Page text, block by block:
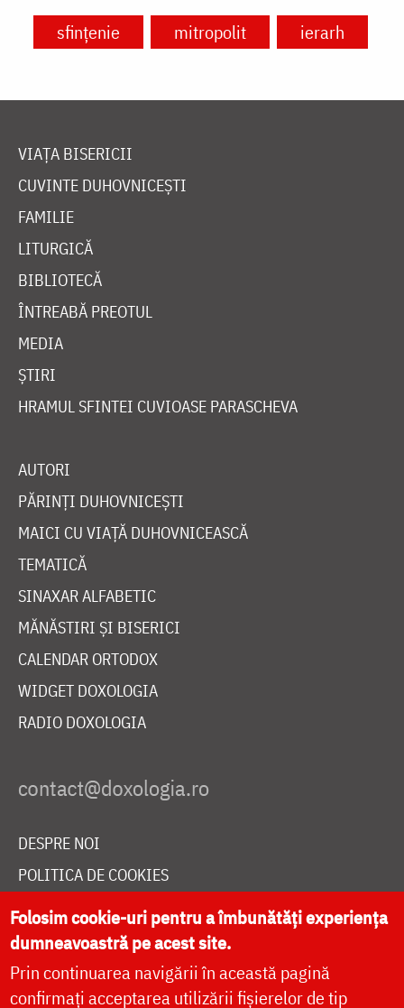
sfințenie mitropolit ierarh
VIAȚA BISERICII
CUVINTE DUHOVNICEȘTI
FAMILIE
LITURGICĂ
BIBLIOTECĂ
ÎNTREABĂ PREOTUL
MEDIA
ȘTIRI
HRAMUL SFINTEI CUVIOASE PARASCHEVA
AUTORI
PĂRINȚI DUHOVNICEȘTI
MAICI CU VIAȚĂ DUHOVNICEASCĂ
TEMATICĂ
SINAXAR ALFABETIC
MĂNĂSTIRI ȘI BISERICI
CALENDAR ORTODOX
WIDGET DOXOLOGIA
RADIO DOXOLOGIA
DESPRE NOI
POLITICA DE COOKIES
DONEAZĂ ONLINE PENTRU CATEDRALA NAȚIONALĂ
LIVE
Folosim cookie-uri pentru a îmbunătăți experiența
dumneavoastră pe acest site.
Prin continuarea navigării în această pagină
confirmați acceptarea utilizării fișierelor de tip